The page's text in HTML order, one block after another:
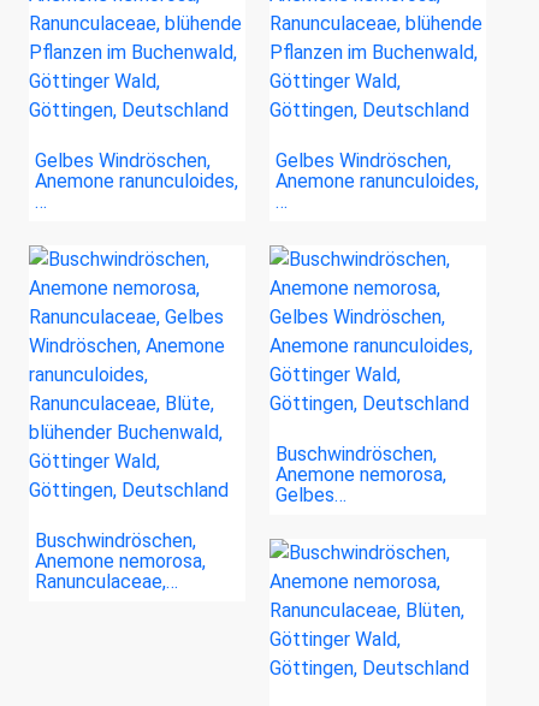
Gelbes Windröschen,
Anemone ranunculoides,
…
Gelbes Windröschen,
Anemone ranunculoides,
…
Buschwindröschen,
Anemone nemorosa,
Ranunculaceae,…
Buschwindröschen,
Anemone nemorosa,
Gelbes…